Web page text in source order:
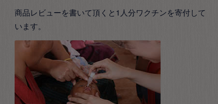
商品レビューを書いて頂くと1人分ワクチンを寄付して
います。